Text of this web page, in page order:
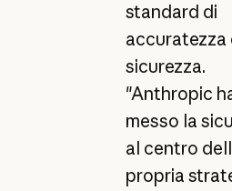
standard di
accuratezza
sicurezza.
"Anthropic
messo la
al centro
propria